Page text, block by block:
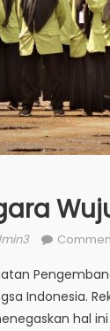
Indonesia.
hal